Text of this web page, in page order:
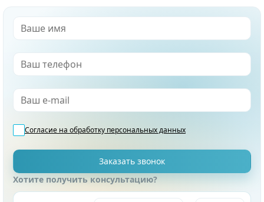
Согласие на обработку персональных данных
Хотите получить консультацию?